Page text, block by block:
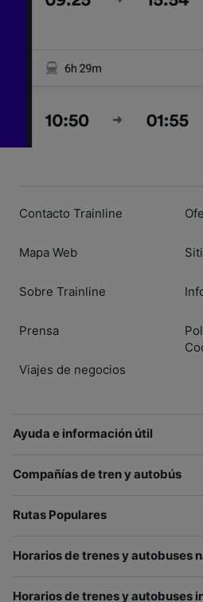
Contacto Trainline
Mapa Web
Sobre Trainline
Prensa
Viajes de negocios
Ayuda e información útil
Compañías de tren y autobús
Rutas Populares
Horarios de trenes y autobuses
Horarios de trenes y autobuses